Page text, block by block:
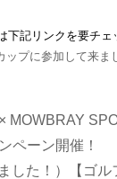
下記リンクを要チェ
プに参加して来ま
MOWBRAY
ペーン開催！
した！）【ゴ